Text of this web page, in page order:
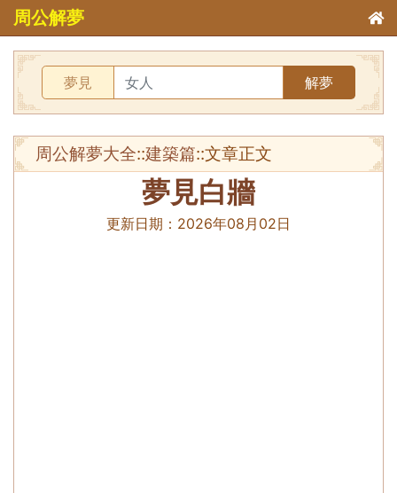
周公解夢
夢見 解夢
周公解夢大全::建築篇::文章正文
夢見白牆
更新日期： 2026年08月02日